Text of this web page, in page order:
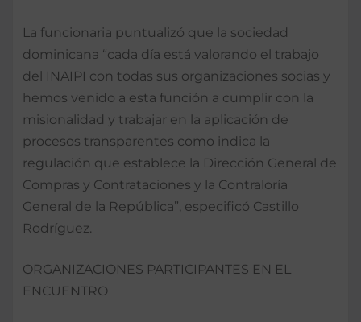
La funcionaria puntualizó que la sociedad
dominicana “cada día está valorando el trabajo
del INAIPI con todas sus organizaciones socias y
hemos venido a esta función a cumplir con la
misionalidad y trabajar en la aplicación de
procesos transparentes como indica la
regulación que establece la Dirección General de
Compras y Contrataciones y la Contraloría
General de la República”, especificó Castillo
Rodríguez.
ORGANIZACIONES PARTICIPANTES EN EL
ENCUENTRO